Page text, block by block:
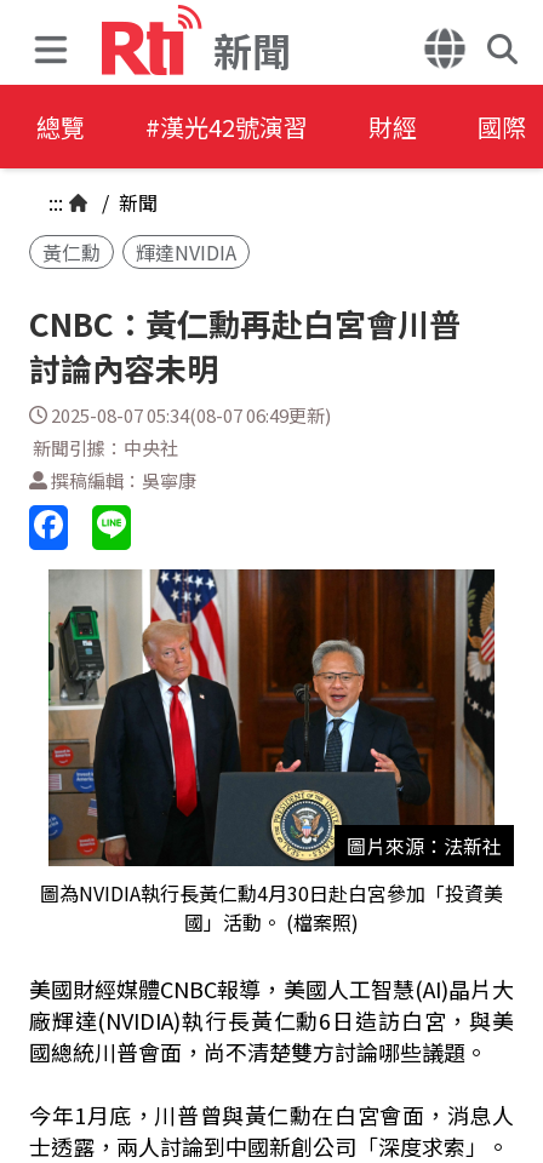
新聞
總覽 #漢光42號演習 財經 國際
::: / 新聞
黃仁勳
輝達NVIDIA
CNBC：黃仁勳再赴白宮會川普
討論內容未明
2025-08-07 05:34(08-07 06:49更新)
新聞引據：中央社
撰稿編輯：吳寧康
圖片來源：法新社
圖為NVIDIA執行長黃仁勳4月30日赴白宮參加「投資美
國」活動。 (檔案照)
美國財經媒體CNBC報導，美國人工智慧(AI)晶片大
廠輝達(NVIDIA)執行長黃仁勳6日造訪白宮，與美
國總統川普會面，尚不清楚雙方討論哪些議題。
今年1月底，川普曾與黃仁勳在白宮會面，消息人
士透露，兩人討論到中國新創公司「深度求索」。